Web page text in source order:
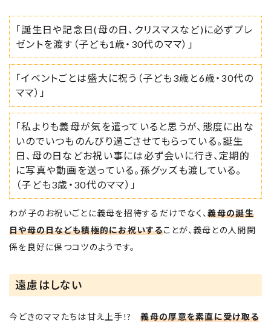
「誕生日や記念日(母の日、クリスマスなど)に必ずプレ
ゼントを渡す（子ども1歳・30代のママ）」
「イベントごとは盛大に祝う（子ども3歳と6歳・30代の
ママ）」
「私よりも義母が気を遣っていると思うが、態度に出な
いのでいつものんびり過ごさせてもらっている。誕生
日、母の日などお祝い事には必ず会いに行き、定期的
に写真や動画を送っている。孫グッズも渡している。
（子ども3歳・30代のママ）」
わが子のお祝いごとに義母を招待するだけでなく、義母の誕生
日や母の日なども積極的にお祝いすることが、義母との人間関
係を良好に保つコツのようです。
遠慮はしない
今どきのママたちは甘え上手!?義母の厚意を素直に受け取る